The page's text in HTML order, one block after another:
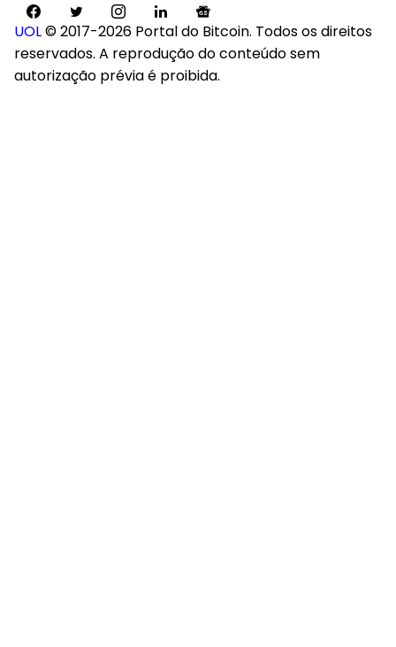
UOL© 2017-2026 Portal do Bitcoin. Todos os direitos
reservados. A reprodução do conteúdo sem
autorização prévia é proibida.